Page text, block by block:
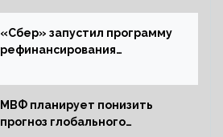
«Сбер» запустил программу
рефинансирования
МВФ планирует понизить
прогноз глобального